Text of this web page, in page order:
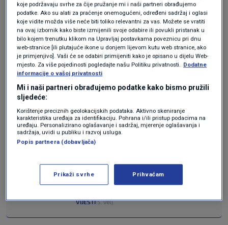
Sve počinje visoko u planinskim masivima – na
Velebitu, Biokovu, Dinari, pa sve do
unutrašnjosti Bosne i Hercegovine. Kada padnu
kiše ili se topi snijeg, naš krški reljef djeluje kao
golema spužva. Voda teče i propada kroz
pukotine i jame krškog terena te, tjerana
ogromnim pritiskom iz zaleđa koje je na višoj
visini, putuje prema moru i silovito izbija na
morskome dnu.
FOTO, VIDEO / Pogledajte
nevjerojatne prizore u moru nakon
VIJESTI|5. velj.
koje podržavaju svrhe za čije pružanje mi i naši partneri obrađujemo
podatke. Ako su alati za praćenje onemogućeni, određeni sadržaj i oglasi
koje vidite možda više neće biti toliko relevantni za vas. Možete se vratiti
na ovaj izbornik kako biste izmijenili svoje odabire ili povukli pristanak u
bilo kojem trenutku klikom na Upravljaj postavkama poveznicu pri dnu
web-stranice [ili plutajuće ikone u donjem lijevom kutu web stranice, ako
je primjenjivo]. Vaši će se odabiri primijeniti kako je opisano u dijelu Web-
mjesto. Za više pojedinosti pogledajte našu Politiku privatnosti. Dodatne
informacije o vašoj privatnosti
Mi i naši partneri obrađujemo podatke kako bismo pružili
sljedeće:
Korištenje preciznih geolokacijskih podataka. Aktivno skeniranje
karakteristika uređaja za identifikaciju. Pohrana i/ili pristup podacima na
uređaju. Personalizirano oglašavanje i sadržaj, mjerenje oglašavanja i
sadržaja, uvidi u publiku i razvoj usluga.
Popis partnera (dobavljača)
Prikaži svrhe Prihvaćam